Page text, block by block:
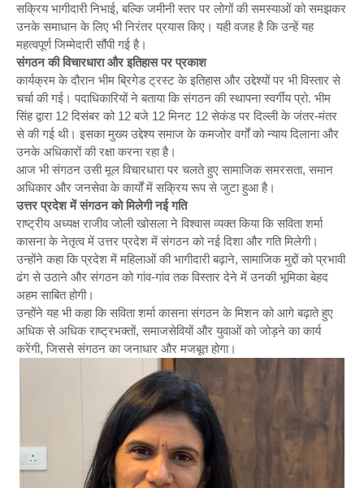
सक्रिय भागीदारी निभाई, बल्कि जमीनी स्तर पर लोगों की समस्याओं को समझकर
उनके समाधान के लिए भी निरंतर प्रयास किए। यही वजह है कि उन्हें यह
महत्वपूर्ण जिम्मेदारी सौंपी गई है।
संगठन की विचारधारा और इतिहास पर प्रकाश
कार्यक्रम के दौरान भीम ब्रिगेड ट्रस्ट के इतिहास और उद्देश्यों पर भी विस्तार से
चर्चा की गई। पदाधिकारियों ने बताया कि संगठन की स्थापना स्वर्गीय प्रो. भीम
सिंह द्वारा 12 दिसंबर को 12 बजे 12 मिनट 12 सेकंड पर दिल्ली के जंतर-मंतर
से की गई थी। इसका मुख्य उद्देश्य समाज के कमजोर वर्गों को न्याय दिलाना और
उनके अधिकारों की रक्षा करना रहा है।
आज भी संगठन उसी मूल विचारधारा पर चलते हुए सामाजिक समरसता, समान
अधिकार और जनसेवा के कार्यों में सक्रिय रूप से जुटा हुआ है।
उत्तर प्रदेश में संगठन को मिलेगी नई गति
राष्ट्रीय अध्यक्ष राजीव जोली खोसला ने विश्वास व्यक्त किया कि सविता शर्मा
कासना के नेतृत्व में उत्तर प्रदेश में संगठन को नई दिशा और गति मिलेगी।
उन्होंने कहा कि प्रदेश में महिलाओं की भागीदारी बढ़ाने, सामाजिक मुद्दों को प्रभावी
ढंग से उठाने और संगठन को गांव-गांव तक विस्तार देने में उनकी भूमिका बेहद
अहम साबित होगी।
उन्होंने यह भी कहा कि सविता शर्मा कासना संगठन के मिशन को आगे बढ़ाते हुए
अधिक से अधिक राष्ट्रभक्तों, समाजसेवियों और युवाओं को जोड़ने का कार्य
करेंगी, जिससे संगठन का जनाधार और मजबूत होगा।